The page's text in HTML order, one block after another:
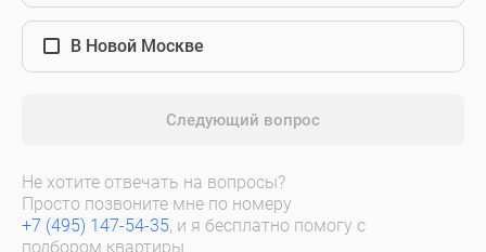
В Новой Москве
Следующий вопрос
Не хотите отвечать на вопросы?
Просто позвоните мне по номеру
+7 (495) 147-54-35, и я бесплатно помогу с
подбором квартиры.